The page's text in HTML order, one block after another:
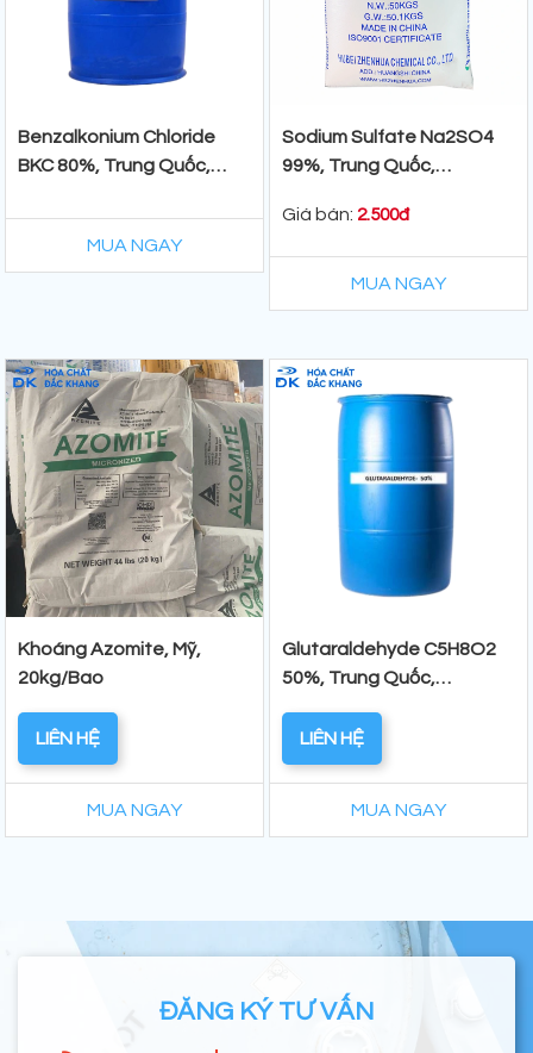
Benzalkonium Chloride
BKC 80%, Trung Quốc,
MUA NGAY
Sodium Sulfate Na2SO4
99%, Trung Quốc,
Giá bán: 2.500đ
MUA NGAY
Khoáng Azomite, Mỹ,
20kg/Bao
LIÊN HỆ
MUA NGAY
Glutaraldehyde C5H8O2
50%, Trung Quốc,
LIÊN HỆ
MUA NGAY
ĐĂNG KÝ TƯ VẤN